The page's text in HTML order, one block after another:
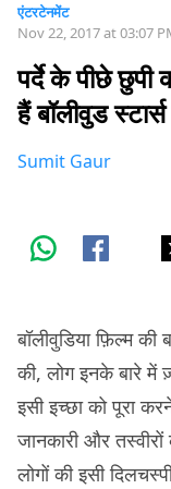
एंटरटेनमेंट
Nov 22, 2017 at 03:07
पर्दे के पीछे
हैं बॉलीवुड
Sumit Gaur
बॉलीवुडिया फ़िल्म की
की, लोग इनके बारे में
इसी इच्छा को पूरा
जानकारी और
लोगों की इसी